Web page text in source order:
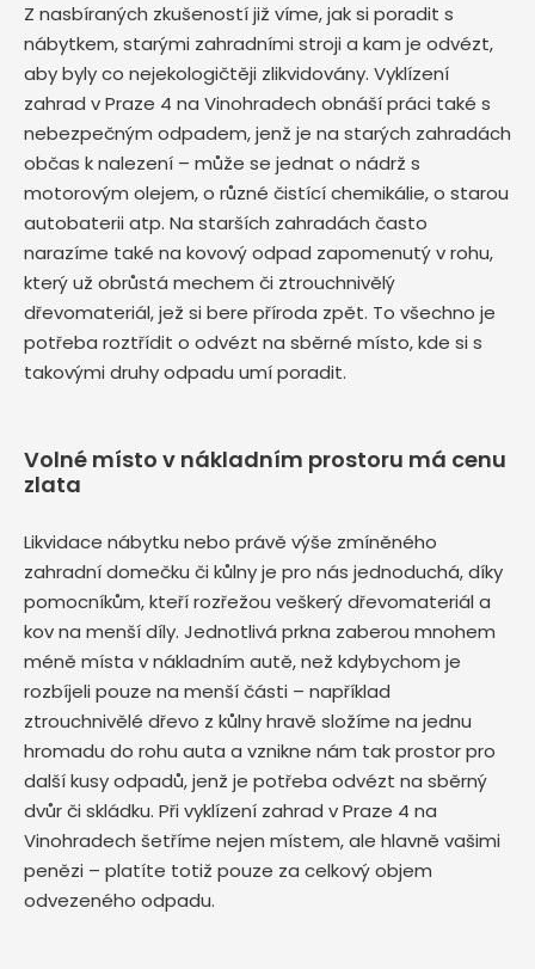
Z nasbíraných zkušeností již víme, jak si poradit s
nábytkem, starými zahradními stroji a kam je odvézt,
aby byly co nejekologičtěji zlikvidovány. Vyklízení
zahrad v Praze 4 na Vinohradech obnáší práci také s
nebezpečným odpadem, jenž je na starých zahradách
občas k nalezení – může se jednat o nádrž s
motorovým olejem, o různé čistící chemikálie, o starou
autobaterii atp. Na starších zahradách často
narazíme také na kovový odpad zapomenutý v rohu,
který už obrůstá mechem či ztrouchnivělý
dřevomateriál, jež si bere příroda zpět. To všechno je
potřeba roztřídit o odvézt na sběrné místo, kde si s
takovými druhy odpadu umí poradit.
Volné místo v nákladním prostoru má cenu
zlata
Likvidace nábytku nebo právě výše zmíněného
zahradní domečku či kůlny je pro nás jednoduchá, díky
pomocníkům, kteří rozřežou veškerý dřevomateriál a
kov na menší díly. Jednotlivá prkna zaberou mnohem
méně místa v nákladním autě, než kdybychom je
rozbíjeli pouze na menší části – například
ztrouchnivělé dřevo z kůlny hravě složíme na jednu
hromadu do rohu auta a vznikne nám tak prostor pro
další kusy odpadů, jenž je potřeba odvézt na sběrný
dvůr či skládku. Při vyklízení zahrad v Praze 4 na
Vinohradech šetříme nejen místem, ale hlavně vašimi
penězi – platíte totiž pouze za celkový objem
odvezeného odpadu.